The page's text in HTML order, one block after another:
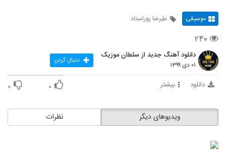
موسیقی علیرضا پوراستاد
۲۴۰
دانلود آهنگ جدید از سلطان موزیک
۰۱ دی ۱۳۹۹ دنبال کردن
دانلود بیشتر ۰ ۰
نظرات ویدیوهای دیگر